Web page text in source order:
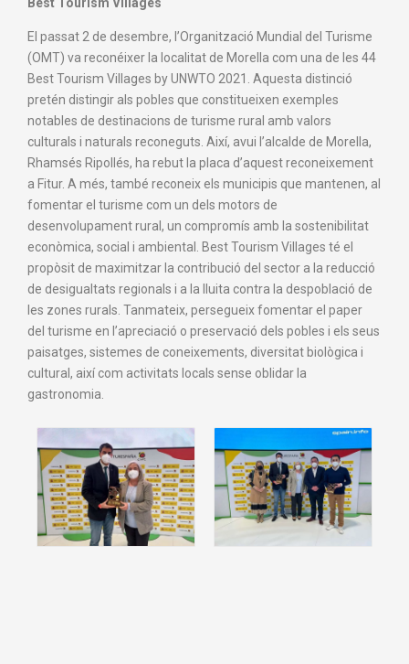
Best Tourism Villages
El passat 2 de desembre, l’Organització Mundial del Turisme
(OMT) va reconéixer la localitat de Morella com una de les 44
Best Tourism Villages by UNWTO 2021. Aquesta distinció
pretén distingir als pobles que constitueixen exemples
notables de destinacions de turisme rural amb valors
culturals i naturals reconeguts. Així, avui l’alcalde de Morella,
Rhamsés Ripollés, ha rebut la placa d’aquest reconeixement
a Fitur. A més, també reconeix els municipis que mantenen, al
fomentar el turisme com un dels motors de
desenvolupament rural, un compromís amb la sostenibilitat
econòmica, social i ambiental. Best Tourism Villages té el
propòsit de maximitzar la contribució del sector a la reducció
de desigualtats regionals i a la lluita contra la despoblació de
les zones rurals. Tanmateix, persegueix fomentar el paper
del turisme en l’apreciació o preservació dels pobles i els seus
paisatges, sistemes de coneixements, diversitat biològica i
cultural, així com activitats locals sense oblidar la
gastronomia.